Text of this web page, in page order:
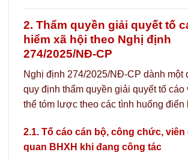
2. Thẩm quyền giải quyết tố
hiểm xã hội theo Nghị định
274/2025/NĐ-CP
Nghị định 274/2025/NĐ-CP dành một
quy định thẩm quyền giải quyết tố cáo
thể tóm lược theo các tình huống điển
2.1. Tố cáo cán bộ, công chức,
quan BHXH khi đang công tác